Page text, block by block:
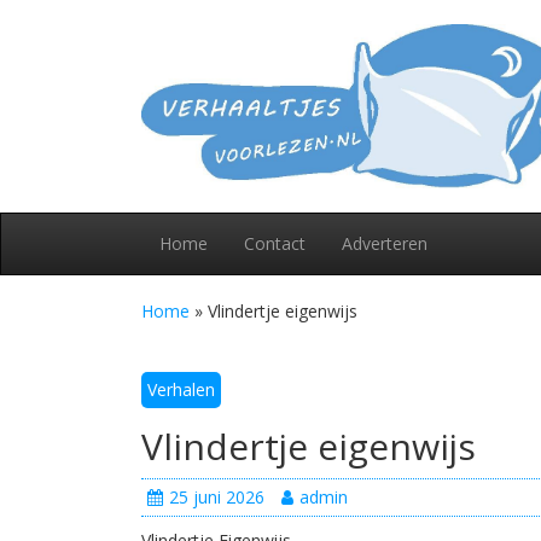
Home Contact Adverteren
Home » Vlindertje eigenwijs
Verhalen
Vlindertje eigenwijs
25 juni 2026
admin